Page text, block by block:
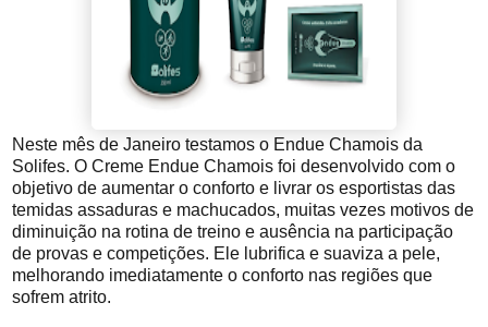
Neste mês de Janeiro testamos o Endue Chamois da
Solifes. O Creme Endue Chamois foi desenvolvido com o
objetivo de aumentar o conforto e livrar os esportistas das
temidas assaduras e machucados, muitas vezes motivos de
diminuição na rotina de treino e ausência na participação
de provas e competições. Ele lubrifica e suaviza a pele,
melhorando imediatamente o conforto nas regiões que
sofrem atrito.